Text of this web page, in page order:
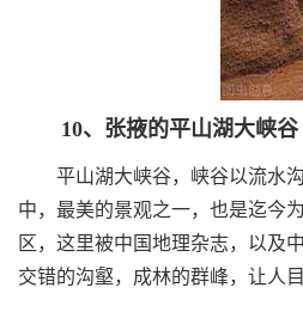
10、张掖的平山湖大峡谷
平山湖大峡谷，峡谷以流水沟
中，最美的景观之一，也是迄今
区，这里被中国地理杂志，以及
交错的沟壑，成林的群峰，让人